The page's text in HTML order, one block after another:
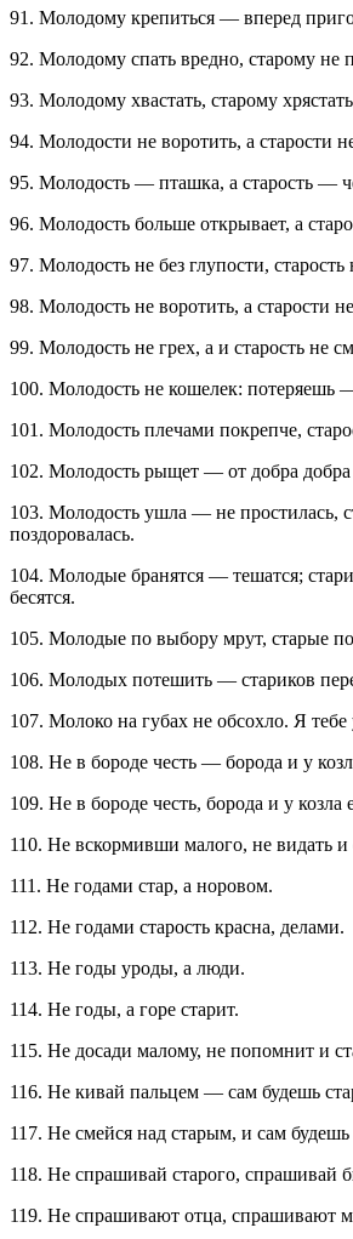
91. Молодому крепиться — вперед
92. Молодому спать вредно, старому не
93. Молодому хвастать, старому
94. Молодости не воротить, а старости
95. Молодость — пташка, а старость —
96. Молодость больше открывает, а
97. Молодость не без глупости, старость
98. Молодость не воротить, а старости
99. Молодость не грех, а и старость не
100. Молодость не кошелек: потеряешь
101. Молодость плечами покрепче,
102. Молодость рыщет — от добра
103. Молодость ушла — не простилась,
поздоровалась.
104. Молодые бранятся — тешатся;
бесятся.
105. Молодые по выбору мрут, старые
106. Молодых потешить — стариков
107. Молоко на губах не обсохло. Я тебе
108. Не в бороде честь — борода и у
109. Не в бороде честь, борода и у козла
110. Не вскормивши малого, не видать и
111. Не годами стар, а норовом.
112. Не годами старость красна, делами.
113. Не годы уроды, а люди.
114. Не годы, а горе старит.
115. Не досади малому, не попомнит и
116. Не кивай пальцем — сам будешь
117. Не смейся над старым, и сам будешь
118. Не спрашивай старого, спрашивай
119. Не спрашивают отца, спрашивают